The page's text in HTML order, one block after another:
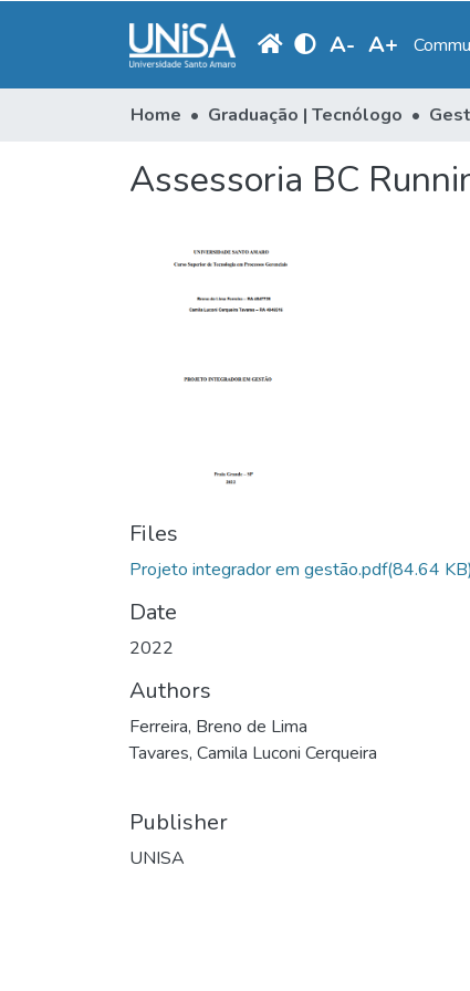
A- A+
Home Graduação | Tecnólogo
Assessoria BC
Files
Projeto integrador em gestão.pdf(84.64 KB)
Date
2022
Authors
Ferreira, Breno de Lima
Tavares, Camila Luconi Cerqueira
Publisher
UNISA